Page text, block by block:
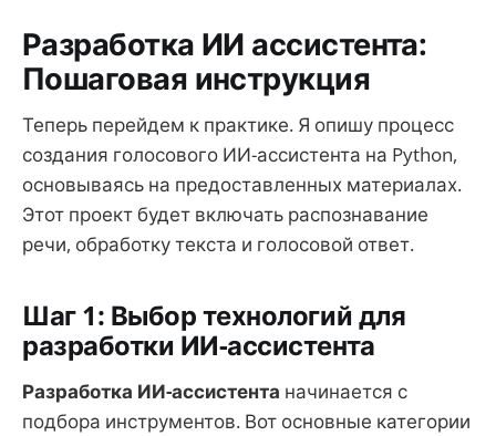
Разработка ИИ ассистента:
Пошаговая инструкция
Теперь перейдем к практике. Я опишу процесс
создания голосового ИИ-ассистента на Python,
основываясь на предоставленных материалах.
Этот проект будет включать распознавание
речи, обработку текста и голосовой ответ.
Шаг 1: Выбор технологий для
разработки ИИ-ассистента
Разработка ИИ-ассистента начинается с
подбора инструментов. Вот основные категории